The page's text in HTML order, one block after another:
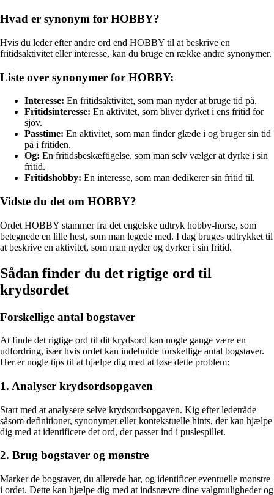
Hvad er synonym for HOBBY?
Hvis du leder efter andre ord end HOBBY til at beskrive en
fritidsaktivitet eller interesse, kan du bruge en række andre synonymer.
Liste over synonymer for HOBBY:
Interesse: En fritidsaktivitet, som man nyder at bruge tid på.
Fritidsinteresse: En aktivitet, som bliver dyrket i ens fritid for
sjov.
Passtime: En aktivitet, som man finder glæde i og bruger sin tid
på i fritiden.
Og: En fritidsbeskæftigelse, som man selv vælger at dyrke i sin
fritid.
Fritidshobby: En interesse, som man dedikerer sin fritid til.
Vidste du det om HOBBY?
Ordet HOBBY stammer fra det engelske udtryk hobby-horse, som
betegnede en lille hest, som man legede med. I dag bruges udtrykket til
at beskrive en aktivitet, som man nyder og dyrker i sin fritid.
Sådan finder du det rigtige ord til
krydsordet
Forskellige antal bogstaver
At finde det rigtige ord til dit krydsord kan nogle gange være en
udfordring, især hvis ordet kan indeholde forskellige antal bogstaver.
Her er nogle tips til at hjælpe dig med at løse dette problem:
1. Analyser krydsordsopgaven
Start med at analysere selve krydsordsopgaven. Kig efter ledetråde
såsom definitioner, synonymer eller kontekstuelle hints, der kan hjælpe
dig med at identificere det ord, der passer ind i puslespillet.
2. Brug bogstaver og mønstre
Marker de bogstaver, du allerede har, og identificer eventuelle mønstre
i ordet. Dette kan hjælpe dig med at indsnævre dine valgmuligheder og